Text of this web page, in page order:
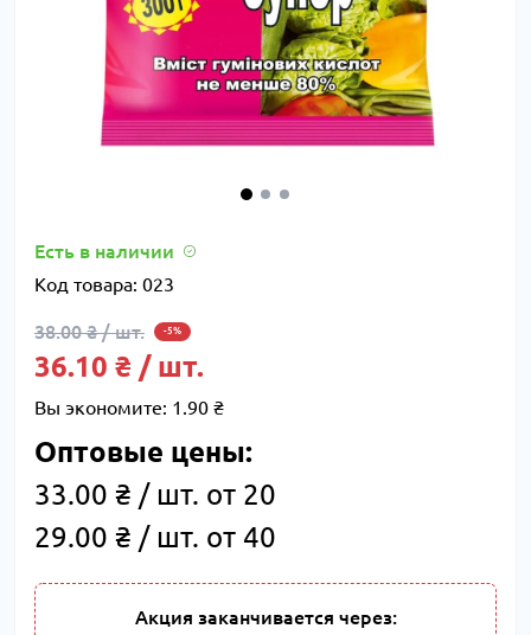
Есть в наличии
Код товара: 023
38.00 ₴ / шт. -5%
36.10 ₴ / шт.
Вы экономите: 1.90 ₴
Оптовые цены:
33.00 ₴ / шт. от 20
29.00 ₴ / шт. от 40
Акция заканчивается через: